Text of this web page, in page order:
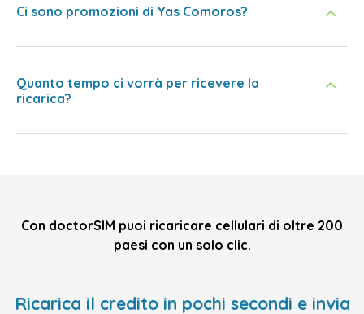
Ci sono promozioni di Yas Comoros?
Quanto tempo ci vorrà per ricevere la
ricarica?
Con doctorSIM puoi ricaricare cellulari di oltre 200
paesi con un solo clic.
Ricarica il credito in pochi secondi e invia